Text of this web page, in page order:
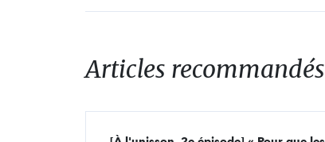
Articles recommandés